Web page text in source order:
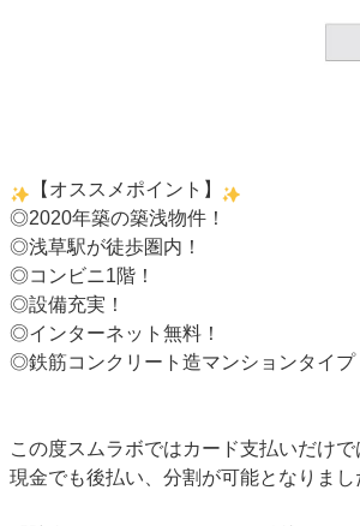
【オススメポイント】
◎2020年築の築浅物件！
◎浅草駅が徒歩圏内！
◎コンビニ1階！
◎設備充実！
◎インターネット無料！
◎鉄筋コンクリート造マンションタイプ
この度スムラボではカード支払いだけで
現金でも後払い、分割が可能となりまし